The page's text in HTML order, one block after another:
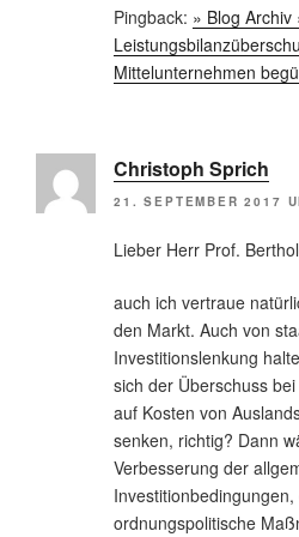
Pingback: » Blog
Mittelunternehmen
Christoph Sprich
21. SEPTEMBER 2017
Lieber Herr Prof.
auch ich vertraue
den Markt. Auch von
Investitionslenkung
sich der Überschuss
auf Kosten von
senken, richtig? Dann
Verbesserung der
ordnungspolitische